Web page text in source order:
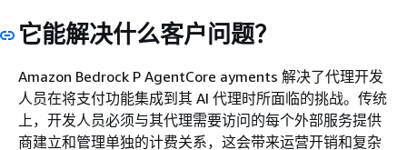
它能解决什么客户问题？
Amazon Bedrock P AgentCore ayments 解决了代理开发
人员在将支付功能集成到其 AI 代理时所面临的挑战。传统
上，开发人员必须与其代理需要访问的每个外部服务提供
商建立和管理单独的计费关系，这会带来运营开销和复杂